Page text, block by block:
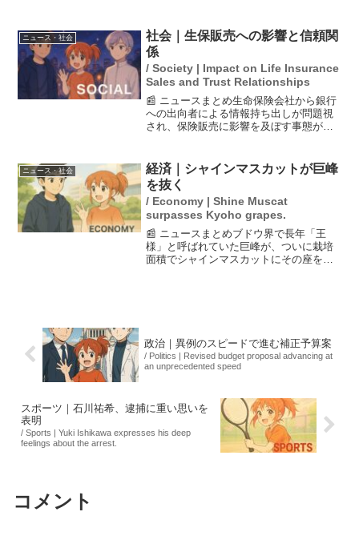
ーディション内容の漏えいが原因で2大会
の出場停止...
ニュース・社会
社会｜生保販売への影響と信頼関
係
/ Society | Impact on Life Insurance
Sales and Trust Relationships
📰 ニュースまとめ生命保険会社から銀行
への出向者による情報持ち出しが問題視
され、保険販売に影響を及ぼす事態が発
係にも亀裂が入りつつある。銀行を通じ
た営業支援も難しくなり...
ニュース・社会
経済｜シャインマスカットが巨峰
を抜く
/ Economy | Shine Muscat
surpasses Kyoho grapes.
📰 ニュースまとめブドウ界で長年「王
様」と呼ばれていた巨峰が、ついに栽培
面積でシャインマスカットにその座を譲
政治｜異例のスピードで進む補正予算案
/ Politics | Revised budget proposal advancing at
an unprecedented speed
スポーツ｜石川祐希、逮捕に重い思いを
表明
/ Sports | Yuki Ishikawa expresses his deep
feelings about the arrest.
コメント